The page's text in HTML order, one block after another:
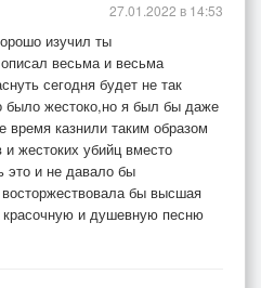
вновь!
изучил ты
весьма и весьма
сегодня будет не так
было жестоко,но я был бы даже
время казнили таким образом
жестоких убийц вместо
это и не давало бы
восторжествовала бы высшая
красочную и душевную песню
27.01.2022 в 14:53